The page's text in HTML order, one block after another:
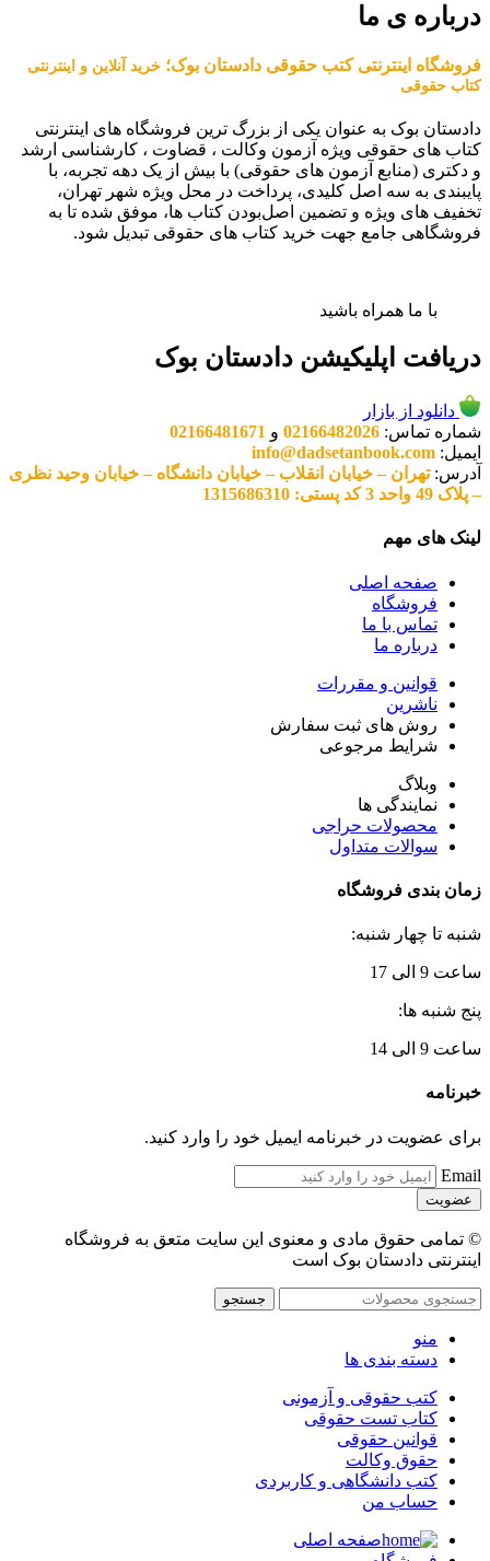
درباره ی ما
فروشگاه اینترنتی کتب حقوقی دادستان بوک؛ خرید آنلاین و اینترنتی
کتاب حقوقی
دادستان بوک به عنوان یکی از بزرگ ترین فروشگاه های اینترنتی
کتاب های حقوقی ویژه آزمون وکالت ، قضاوت ، کارشناسی ارشد
و دکتری (منابع آزمون های حقوقی) با بیش از یک دهه تجربه، با
پایبندی به سه اصل کلیدی، پرداخت در محل ویژه شهر تهران،
تخفیف های ویژه و تضمین اصل‌بودن کتاب ها، موفق شده تا به
فروشگاهی جامع جهت خرید کتاب های حقوقی تبدیل شود.
با ما همراه باشید
دریافت اپلیکیشن دادستان بوک
دانلود از بازار
شماره تماس: 02166482026 و 02166481671
ایمیل: info@dadsetanbook.com
آدرس:تهران – خیابان انقلاب – خیابان دانشگاه – خیابان وحید نظری
– پلاک 49 واحد 3 کد پستی: 1315686310
لینک های مهم
صفحه اصلی
فروشگاه
تماس با ما
درباره ما
قوانین و مقررات
ناشرین
روش های ثبت سفارش
شرایط مرجوعی
وبلاگ
نمایندگی ها
محصولات حراجی
سوالات متداول
زمان بندی فروشگاه
شنبه تا چهار شنبه:
ساعت 9 الی 17
پنج شنبه ها:
ساعت 9 الی 14
خبرنامه
برای عضویت در خبرنامه ایمیل خود را وارد کنید.
Email
© تمامی حقوق مادی و معنوی این سایت متعق به فروشگاه
اینترنتی دادستان بوک است
جستجو
منو
دسته بندی ها
کتب حقوقی و آزمونی
کتاب تست حقوقی
قوانین حقوقی
حقوق وکالت
کتب دانشگاهی و کاربردی
حساب من
صفحه اصلی